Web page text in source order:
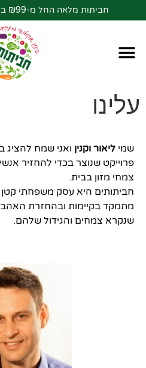
חביתות מלאה החל מ-₪99 בחודש :) ב-12 תשלומים
עלינו
שמי ליאור וקנין ואני שמח להציג
פרוייקט שנוצר בכדי להחזיר
צמחי מזון בבית.
חביתותים היא עסק משפחתי
מתמקד בקיימות ובהחזרת
שנקרא צמחים והגידול שלהם.